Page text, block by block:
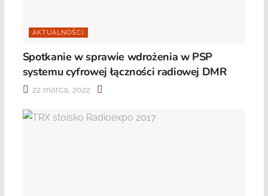
AKTUALNOŚCI
Spotkanie w sprawie wdrożenia w PSP
systemu cyfrowej łączności radiowej DMR
22 marca, 2022